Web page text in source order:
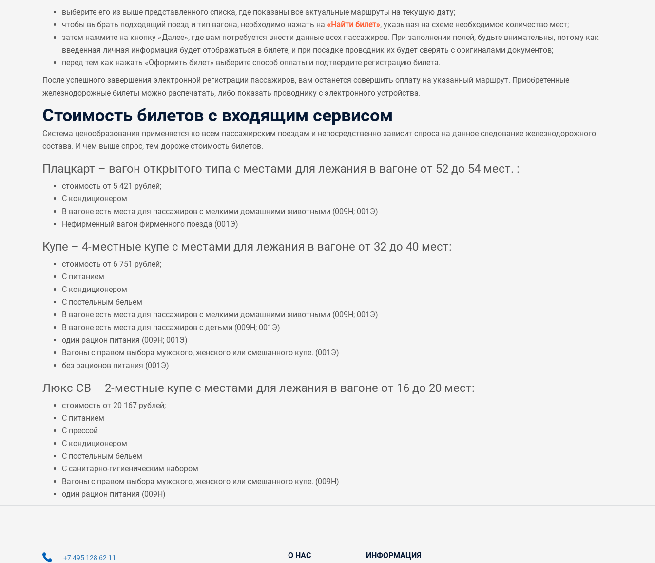
выберите его из выше представленного списка, где показаны все актуальные маршруты на текущую дату;
чтобы выбрать подходящий поезд и тип вагона, необходимо нажать на «Найти билет», указывая на схеме необходимое количество мест;
затем нажмите на кнопку «Далее», где вам потребуется внести данные всех пассажиров. При заполнении полей, будьте внимательны, потому как
введенная личная информация будет отображаться в билете, и при посадке проводник их будет сверять с оригиналами документов;
перед тем как нажать «Оформить билет» выберите способ оплаты и подтвердите регистрацию билета.
После успешного завершения электронной регистрации пассажиров, вам останется совершить оплату на указанный маршрут. Приобретенные
железнодорожные билеты можно распечатать, либо показать проводнику с электронного устройства.
Стоимость билетов с входящим сервисом
Система ценообразования применяется ко всем пассажирским поездам и непосредственно зависит спроса на данное следование железнодорожного
состава. И чем выше спрос, тем дороже стоимость билетов.
Плацкарт – вагон открытого типа с местами для лежания в вагоне от 52 до 54 мест. :
стоимость от 5 421 рублей;
С кондиционером
В вагоне есть места для пассажиров с мелкими домашними животными (009Н; 001Э)
Нефирменный вагон фирменного поезда (001Э)
Купе – 4-местные купе с местами для лежания в вагоне от 32 до 40 мест:
стоимость от 6 751 рублей;
С питанием
С кондиционером
С постельным бельем
В вагоне есть места для пассажиров с мелкими домашними животными (009Н; 001Э)
В вагоне есть места для пассажиров с детьми (009Н; 001Э)
один рацион питания (009Н; 001Э)
Вагоны с правом выбора мужского, женского или смешанного купе. (001Э)
без рационов питания (001Э)
Люкс СВ – 2-местные купе с местами для лежания в вагоне от 16 до 20 мест:
стоимость от 20 167 рублей;
С питанием
С прессой
С кондиционером
С постельным бельем
С санитарно-гигиеническим набором
Вагоны с правом выбора мужского, женского или смешанного купе. (009Н)
один рацион питания (009Н)
+7 495 128 62 11 О НАС ИНФОРМАЦИЯ